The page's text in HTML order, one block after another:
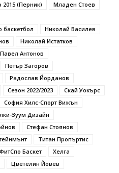
(Перник)
Младен Стоев
баскетбол
Николай Василев
Николай Истатков
Павел Антонов
Петър Загоров
Радослав Йорданов
Сезон 2022/2023
Скай Уокърс
София Хилс-Спорт Вижън
Зуум Дизайн
Стефан Стоянов
Титан Пропъртис
ФитСпо Баскет
Хелга
Цветелин Йовев